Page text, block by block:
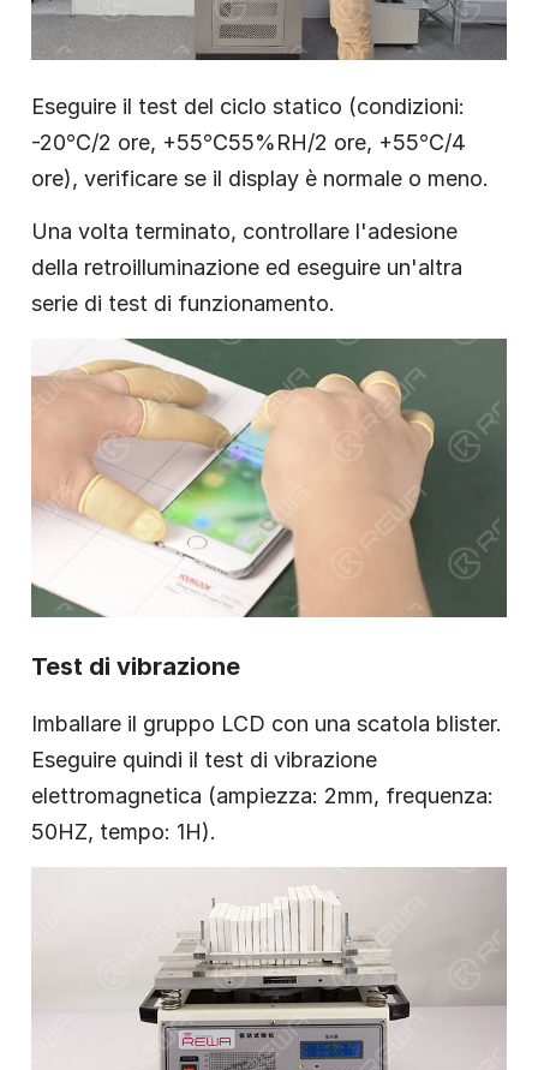
Eseguire il test del ciclo statico (condizioni:
-20℃/2 ore, +55℃55%RH/2 ore, +55℃/4
ore), verificare se il display è normale o meno.
Una volta terminato, controllare l'adesione
della retroilluminazione ed eseguire un'altra
serie di test di funzionamento.
Test di vibrazione
Imballare il gruppo LCD con una scatola blister.
Eseguire quindi il test di vibrazione
elettromagnetica (ampiezza: 2mm, frequenza:
50HZ, tempo: 1H).